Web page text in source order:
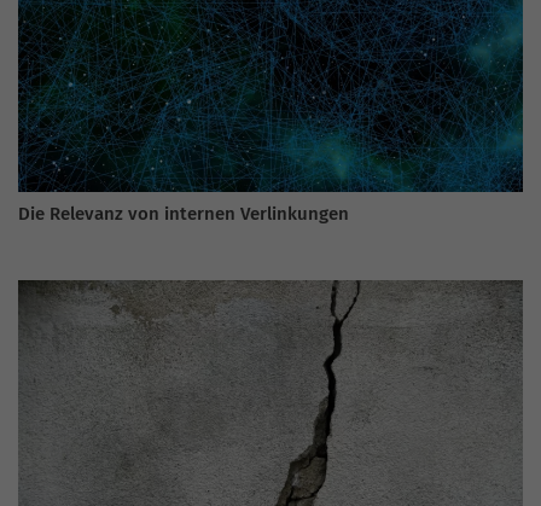
Die Relevanz von internen Verlinkungen